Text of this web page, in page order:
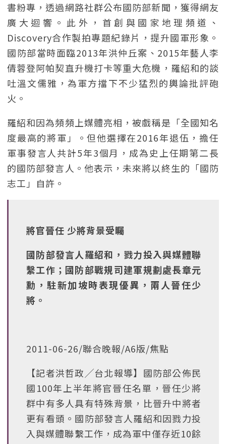
書粉專，透過網路社群公布國防部新聞，獲得網友
廣大迴響。此外，首創與國家地理頻道、
Discovery合作製拍專題紀錄片，提升國軍形象。
國防部當時面臨2013年洪仲丘案、2015年藝人李
倩蓉登阿帕契直升機打卡等重大危機，羅紹和的談
吐溫文儒雅，為軍方擋下不少猛烈的輿論批評砲
火。
羅紹和因為頻頻上媒體亮相，被戲稱是「全國知名
度最高的將軍」。但他選擇在2016年退伍，擔任
軍事發言人共計5年3個月，成為史上任期第二長
的國防部發言人。他表示，未來將以終生的「國防
志工」自許。
將官晉任 少將背景受矚
國防部發言人羅紹和，戮力投入與媒體聯
繫工作；國防部戰規司建軍規劃處長章元
勳，駐新加坡時表現優異，兩人晉任少
將。
2011-06-26/聯合晚報/A6版/焦點
【記者洪哲政╱台北報導】國防部公佈民
國100年上半年將官晉任名單，晉任少將
群中有多人具有特殊背景，比晉升中將者
更有看頭。國防部發言人羅紹和因戮力投
入與媒體聯繫工作，成為軍中僅存近10餘